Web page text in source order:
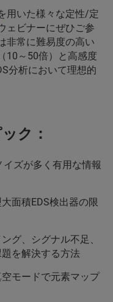
用いた様々な定性/定
ェビナーにぜひご参
非常に難易度の高い
10～50倍）と高感度
分析において理想的
ク：
イズが多く有用な情報
面積EDS検出器の限
グ、シグナル不足、
を解決する方法
モードで元素マップ